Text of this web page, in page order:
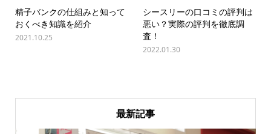
精子バンクの仕組みと知って
おくべき知識を紹介
2021.10.25
シースリーの口コミの評判は
悪い？実際の評判を徹底調
査！
2022.01.30
最新記事